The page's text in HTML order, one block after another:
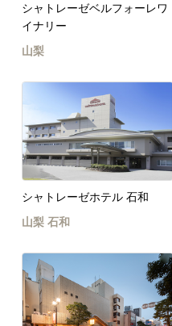
シャトレーゼベルフォーレワ
イナリー
山梨
シャトレーゼホテル 石和
山梨 石和